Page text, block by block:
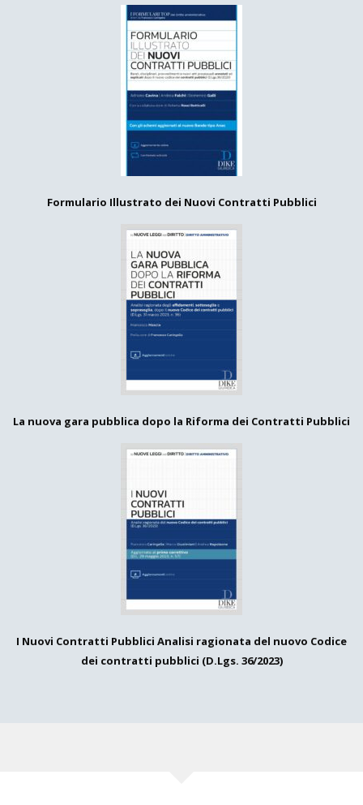
Formulario Illustrato dei Nuovi Contratti Pubblici
La nuova gara pubblica dopo la Riforma dei Contratti Pubblici
I Nuovi Contratti Pubblici Analisi ragionata del nuovo Codice
dei contratti pubblici (D.Lgs. 36/2023)